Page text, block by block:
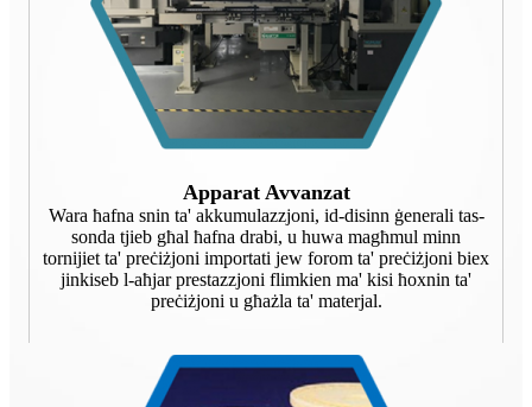
Apparat Avvanzat
Wara ħafna snin ta' akkumulazzjoni, id-disinn ġenerali tas-
sonda tjieb għal ħafna drabi, u huwa magħmul minn
tornijiet ta' preċiżjoni importati jew forom ta' preċiżjoni biex
jinkiseb l-aħjar prestazzjoni flimkien ma' kisi ħoxnin ta'
preċiżjoni u għażla ta' materjal.